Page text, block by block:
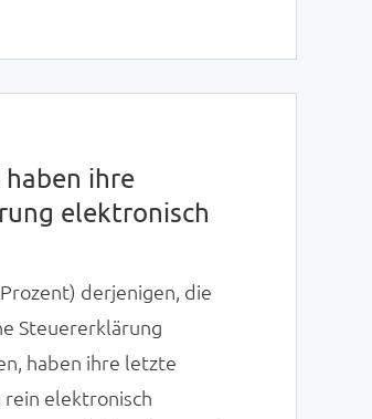
ihre
elektronisch
derjenigen, die
Steuererklärung
haben ihre letzte
elektronisch